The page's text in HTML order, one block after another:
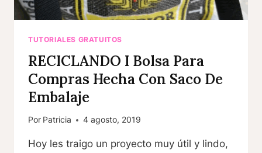
TUTORIALES GRATUITOS
RECICLANDO I Bolsa Para
Compras Hecha Con Saco De
Embalaje
Por Patricia 4 agosto, 2019
Hoy les traigo un proyecto muy útil y lindo,